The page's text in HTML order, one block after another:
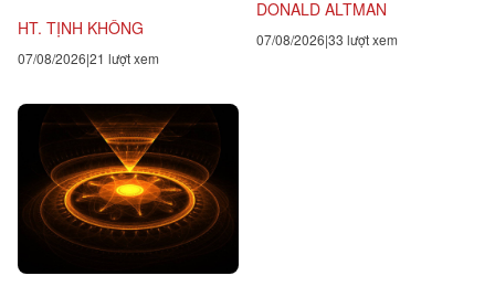
hành giả Tịnh...
HT. TỊNH KHÔNG
07/08/2026 21 lượt xem
DONALD ALTMAN
07/08/2026 33 lượt xem